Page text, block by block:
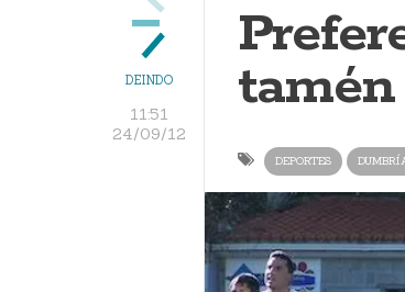
DEINDO
11:51
24/09/12
DEPORTES